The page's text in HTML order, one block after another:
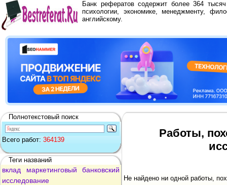
Банк рефератов содержит более 364
психологии, экономике, менеджменту,
английскому.
Полнотекстовый поиск
Всего работ: 364139
Теги названий
вклад маркетинговый
банковский
исследование
Работы,
Не найдено ни одной работы,